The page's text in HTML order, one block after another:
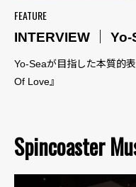
FEATURE
INTERVIEW ｜ Yo-
Yo-Seaが目指した本質的
Of Love』
Spincoaster